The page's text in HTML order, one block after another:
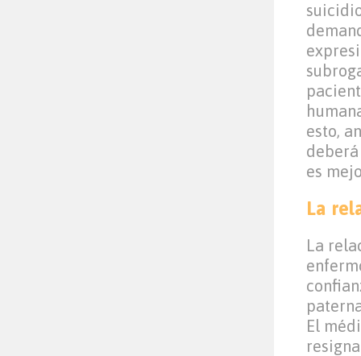
esto,
es
La
La
El